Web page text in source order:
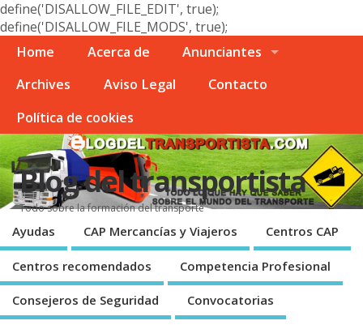
define('DISALLOW_FILE_EDIT', true);
define('DISALLOW_FILE_MODS', true);
Home
Acerca de
Anunciantes
Archives
Aviso Legal
Contacto
Polí­tica de cookies
Blog del transportista
Todo sobre la formación del transporte
Ayudas CAP Mercancí­as y Viajeros Centros CAP
Centros recomendados Competencia Profesional
Consejeros de Seguridad Convocatorias